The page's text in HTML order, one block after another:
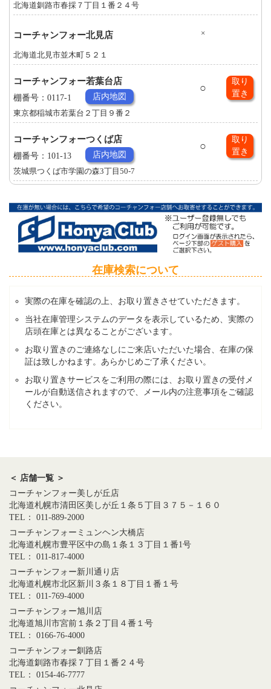
北海道釧路市春採７丁目１番２４号
コーチャンフォー北見店 ×
北海道北見市並木町５２１
コーチャンフォー若葉台店
○
取り
置き
棚番号：0117-1 店内地図
東京都稲城市若葉台２丁目９番２
コーチャンフォーつくば店
○
取り
置き
棚番号：101-13 店内地図
茨城県つくば市学園の森3丁目50-7
在庫検索について
実際の在庫を確認の上、お取り置きさせていただきます。
当社在庫管理システムのデータを表示しているため、実際の
店頭在庫とは異なることがございます。
お取り置きのご連絡なしにご来店いただいた場合、在庫の保
証は致しかねます。あらかじめご了承ください。
お取り置きサービスをご利用の際には、お取り置きの受付メ
ールが自動送信されますので、メール内の注意事項をご確認
ください。
＜ 店舗一覧 ＞
コーチャンフォー美しが丘店
北海道札幌市清田区美しが丘１条５丁目３７５－１６０
TEL： 011-889-2000
コーチャンフォーミュンヘン大橋店
北海道札幌市豊平区中の島１条１３丁目１番1号
TEL： 011-817-4000
コーチャンフォー新川通り店
北海道札幌市北区新川３条１８丁目１番１号
TEL： 011-769-4000
コーチャンフォー旭川店
北海道旭川市宮前１条２丁目４番１号
TEL： 0166-76-4000
コーチャンフォー釧路店
北海道釧路市春採７丁目１番２４号
TEL： 0154-46-7777